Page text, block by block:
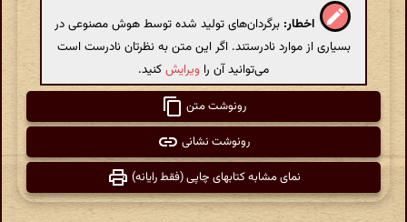
اخطار: برگردان‌های تولید شده توسط هوش مصنوعی در
بسیاری از موارد نادرستند. اگر این متن به نظرتان نادرست است
می‌توانید آن را ویرایشکنید.
رونوشت متن
رونوشت نشانی
نمای مشابه کتابهای چاپی (فقط رایانه)